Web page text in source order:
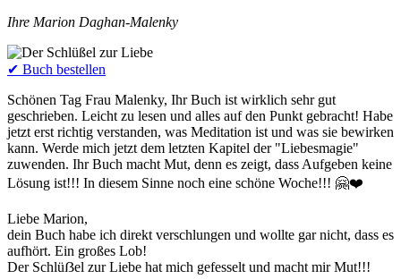
Ihre Marion Daghan-Malenky
✔︎ Buch bestellen
Schönen Tag Frau Malenky, Ihr Buch ist wirklich sehr gut
geschrieben. Leicht zu lesen und alles auf den Punkt gebracht! Habe
jetzt erst richtig verstanden, was Meditation ist und was sie bewirken
kann. Werde mich jetzt dem letzten Kapitel der "Liebesmagie"
zuwenden. Ihr Buch macht Mut, denn es zeigt, dass Aufgeben keine
Lösung ist!!! In diesem Sinne noch eine schöne Woche!!! 🤗❤️
Liebe Marion,
dein Buch habe ich direkt verschlungen und wollte gar nicht, dass es
aufhört. Ein großes Lob!
Der Schlüẞel zur Liebe hat mich gefesselt und macht mir Mut!!!